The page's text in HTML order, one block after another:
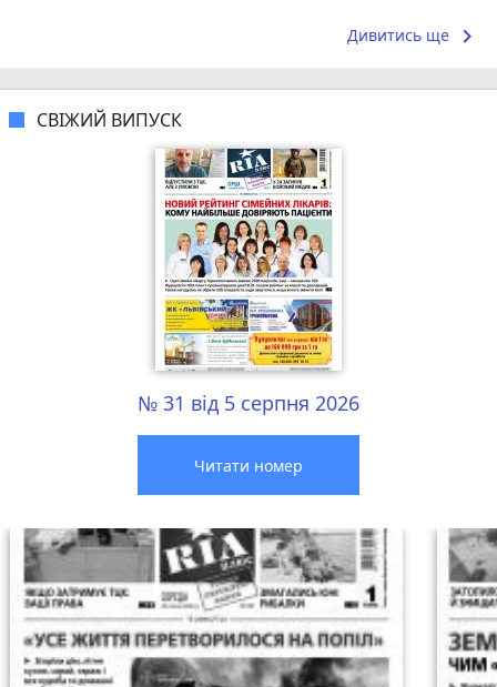
Дивитись ще keyboard_arrow_right
СВІЖИЙ ВИПУСК
№ 31 від 5 серпня 2026
Читати номер